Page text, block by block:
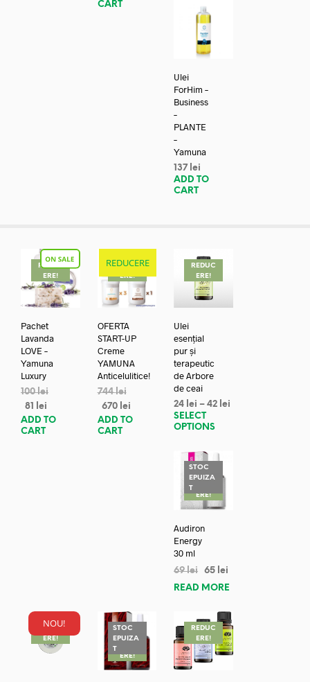
CART
Ulei
ForHim –
Business
–
PLANTE
–
Yamuna
137 lei
ADD TO
CART
REDUC
ERE!
Pachet
Lavanda
LOVE –
Yamuna
Luxury
100lei
81
lei
ADD TO
CART
REDUCERE
REDUC
ERE!
OFERTA
START-UP
Creme
YAMUNA
Anticelulitice!
744lei
670 lei
ADD TO
CART
REDUC
ERE!
Ulei
esențial
pur și
terapeutic
de Arbore
de ceai
24 lei –42 lei
SELECT
OPTIONS
STOC
EPUIZA
TREDUC
ERE!
Audiron
Energy
30 ml
69lei 65 lei
READ MORE
NOU!
REDUC
ERE!
STOC
EPUIZA
TREDUC
ERE!
REDUC
ERE!